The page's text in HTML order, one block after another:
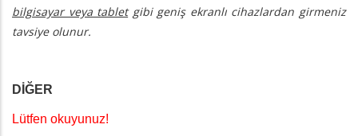
bilgisayar veya tabletgibi geniş ekranlı cihazlardan girmeniz
tavsiye olunur.
DİĞER
Lütfen okuyunuz!